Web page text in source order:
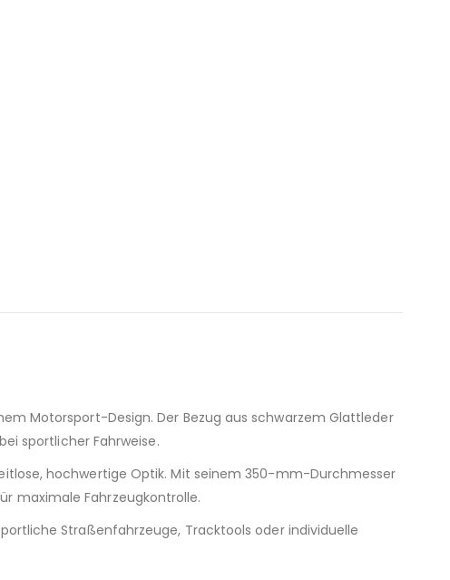
Motorsport-Design. Der Bezug aus schwarzem Glattleder
sportlicher Fahrweise.
hochwertige Optik. Mit seinem 350-mm-Durchmesser
maximale Fahrzeugkontrolle.
Straßenfahrzeuge, Tracktools oder individuelle